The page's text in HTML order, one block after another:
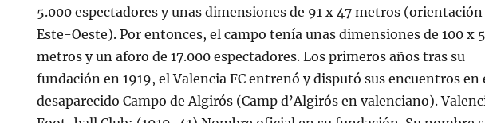
5.000 espectadores y unas dimensiones de 91 x 47 metros (orientación
Este-Oeste). Por entonces, el campo tenía unas dimensiones de 100 x
metros y un aforo de 17.000 espectadores. Los primeros años tras su
fundación en 1919, el Valencia FC entrenó y disputó sus encuentros en
desaparecido Campo de Algirós (Camp d’Algirós en valenciano).